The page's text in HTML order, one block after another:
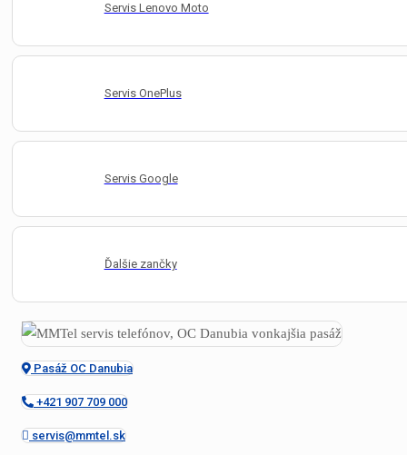
Servis Lenovo Moto
Servis OnePlus
Servis Google
Ďalšie zančky
Pasáž OC Danubia
+421 907 709 000
servis@mmtel.sk